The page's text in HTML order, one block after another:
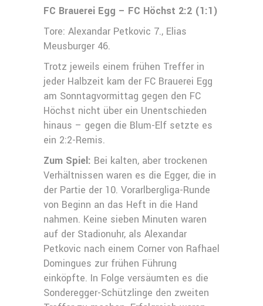
FC Brauerei Egg – FC Höchst 2:2 (1:1)
Tore: Alexandar Petkovic 7., Elias
Meusburger 46.
Trotz jeweils einem frühen Treffer in
jeder Halbzeit kam der FC Brauerei Egg
am Sonntagvormittag gegen den FC
Höchst nicht über ein Unentschieden
hinaus – gegen die Blum-Elf setzte es
ein 2:2-Remis.
Zum Spiel: Bei kalten, aber trockenen
Verhältnissen waren es die Egger, die in
der Partie der 10. Vorarlbergliga-Runde
von Beginn an das Heft in die Hand
nahmen. Keine sieben Minuten waren
auf der Stadionuhr, als Alexandar
Petkovic nach einem Corner von Rafhael
Domingues zur frühen Führung
einköpfte. In Folge versäumten es die
Sonderegger-Schützlinge den zweiten